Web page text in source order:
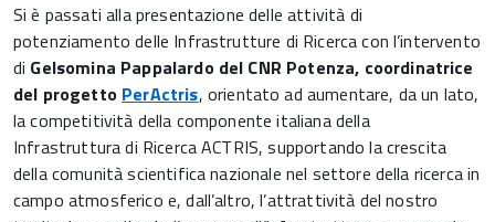
Si è passati alla presentazione delle attività di
potenziamento delle Infrastrutture di Ricerca con l’intervento
di Gelsomina Pappalardo del CNR Potenza, coordinatrice
del progetto PerActris, orientato ad aumentare, da un lato,
la competitività della componente italiana della
Infrastruttura di Ricerca ACTRIS, supportando la crescita
della comunità scientifica nazionale nel settore della ricerca in
campo atmosferico e, dall’altro, l’attrattività del nostro